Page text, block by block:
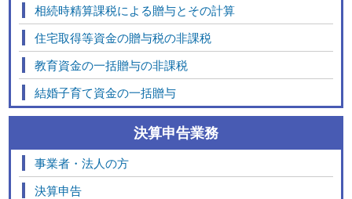
相続時精算課税による贈与とその計算
住宅取得等資金の贈与税の非課税
教育資金の一括贈与の非課税
結婚子育て資金の一括贈与
決算申告業務
事業者・法人の方
決算申告